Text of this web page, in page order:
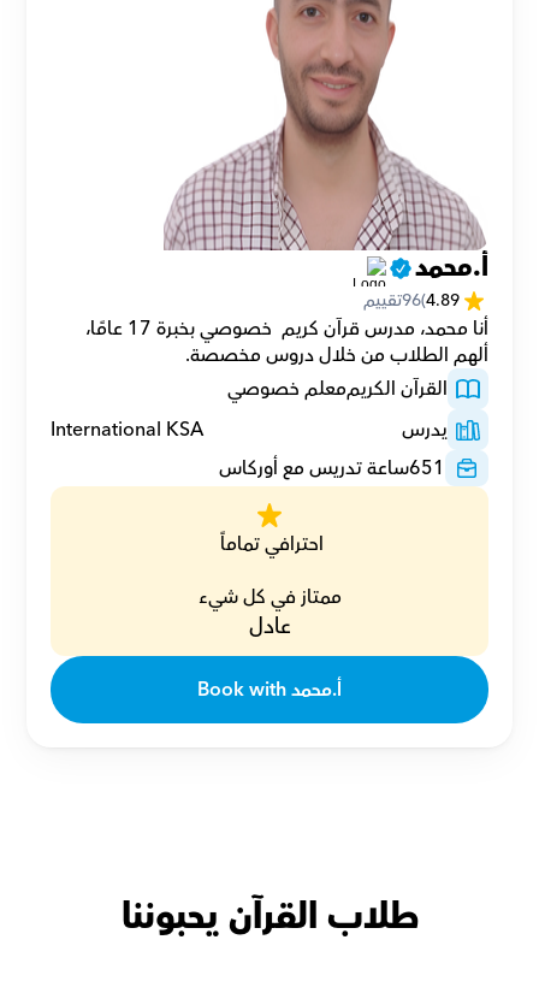
أ.محمد
4.89
(
96تقييم
ألهم الطلاب من خلال دروس مخصصة.
القرآن الكريممعلم خصوصي
يدرس
International KSA
651ساعة تدريس مع أوركاس
احترافي تماماً
ممتاز في كل شيء
عادل
Book with أ.محمد
طلاب القرآن يحبوننا